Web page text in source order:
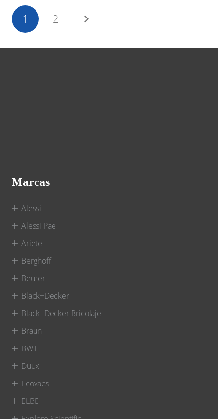
1 2
Marcas
Alessi
Alessi Pae
Ariete
Berghoff
Beurer
Black+Decker
Black+Decker Bricolaje
Braun
BWT
Duux
Ecovacs
ELBE